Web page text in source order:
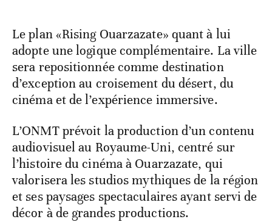
Le plan «Rising Ouarzazate» quant à lui
adopte une logique complémentaire. La ville
sera repositionnée comme destination
d’exception au croisement du désert, du
cinéma et de l’expérience immersive.
L’ONMT prévoit la production d’un contenu
audiovisuel au Royaume-Uni, centré sur
l’histoire du cinéma à Ouarzazate, qui
valorisera les studios mythiques de la région
et ses paysages spectaculaires ayant servi de
décor à de grandes productions.